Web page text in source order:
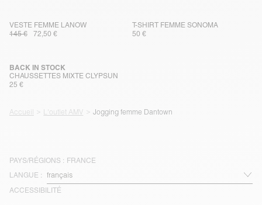
VESTE FEMME LANOW
145 €
72,50 €
T-SHIRT FEMME SONOMA
50 €
CHAUSSETTES MIXTE CLYPSUN
BACK IN STOCK
25 €
Accueil L'outlet AMV Jogging femme Dantown
PAYS/RÉGIONS : FRANCE
LANGUE :
ACCESSIBILITÉ